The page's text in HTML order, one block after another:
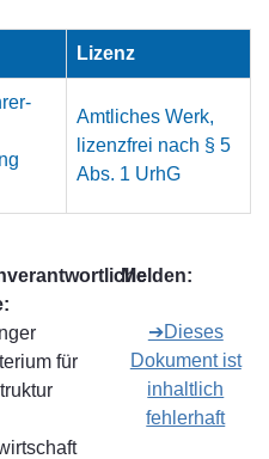
Lizenz
Amtliches Werk,
lizenzfrei nach § 5
Abs. 1 UrhG
für
Melden:
➔Dieses
Dokument ist
inhaltlich
fehlerhaft